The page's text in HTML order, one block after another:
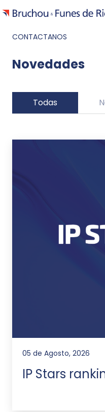
CONTACTANOS
Novedades
Todas
05 de Agosto, 2026
IP Stars